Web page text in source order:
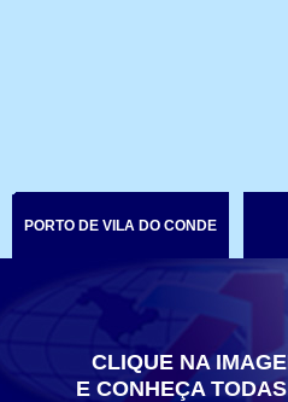
PORTO DE VILA DO CONDE
CLIQUE NA
E CONHEÇA